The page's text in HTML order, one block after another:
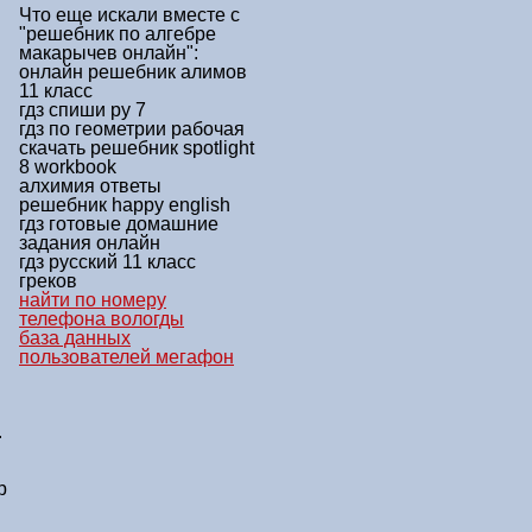
Что еще искали вместе с
"решебник по алгебре
макарычев онлайн":
онлайн решебник алимов
11 класс
гдз спиши ру 7
гдз по геометрии рабочая
скачать решебник spotlight
8 workbook
алхимия ответы
решебник happy english
гдз готовые домашние
задания онлайн
гдз русский 11 класс
греков
найти по номеру
телефона вологды
база данных
пользователей мегафон